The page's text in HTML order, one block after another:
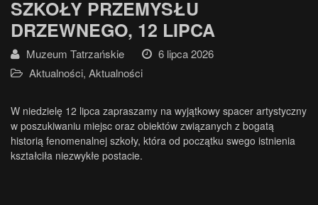
SZKOŁY PRZEMYSŁU
DRZEWNEGO, 12 LIPCA
Muzeum Tatrzańskie
6 lipca 2026
Aktualności, Aktualności
W niedzielę 12 lipca zapraszamy na wyjątkowy spacer artystyczny
w poszukiwaniu miejsc oraz obiektów związanych z bogatą
historią fenomenalnej szkoły, która od początku swego istnienia
kształciła niezwykłe postacie.